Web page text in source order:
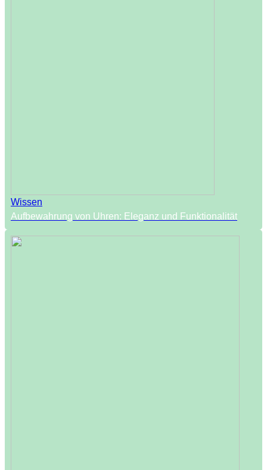
Wissen
Aufbewahrung von Uhren: Eleganz und Funktionalität